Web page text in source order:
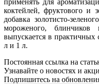
коктейлей, фруктового и
добавка золотисто-
мороженого,
выпускается в
л и 1 л.
Постоянная ссылка на
Узнавайте о новостях и
Подпишитесь на